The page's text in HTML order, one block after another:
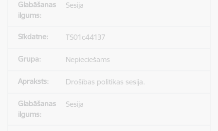
Sesija
TS01c44137
Nepieciešams
Drošības politikas sesija.
Sesija